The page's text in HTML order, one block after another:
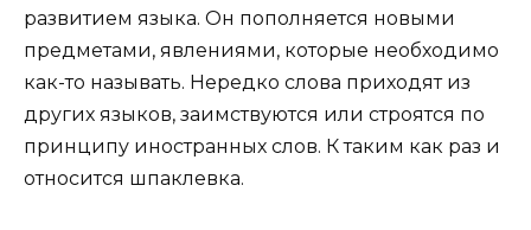
развитием языка. Он пополняется новыми
предметами, явлениями, которые необходимо
как-то называть. Нередко слова приходят из
других языков, заимствуются или строятся по
принципу иностранных слов. К таким как раз и
относится шпаклевка.